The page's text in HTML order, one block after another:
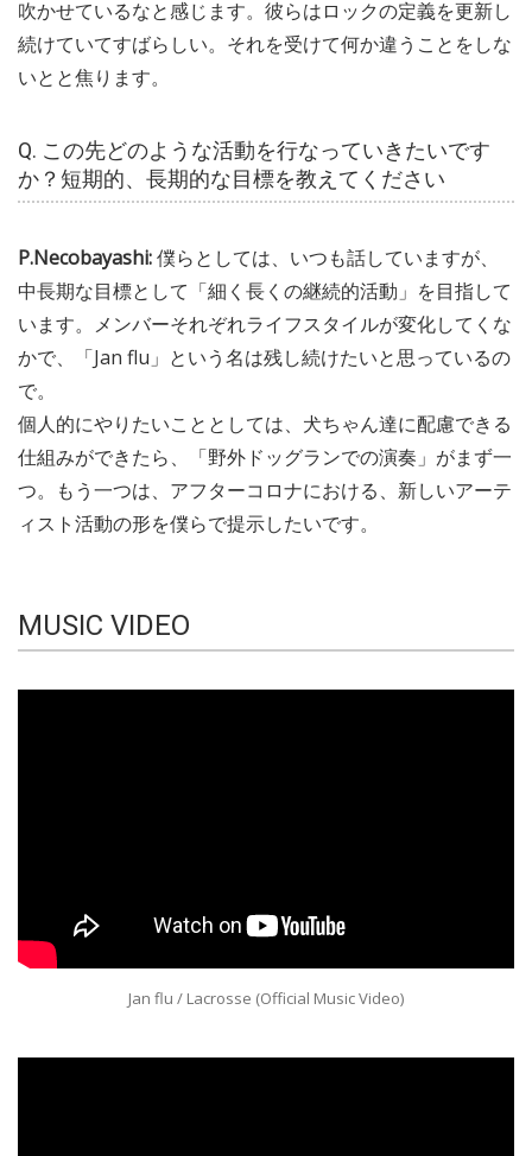
吹かせているなと感じます。彼らはロックの定義を更新し
続けていてすばらしい。それを受けて何か違うことをしな
いとと焦ります。
Q. この先どのような活動を行なっていきたいです
か？短期的、長期的な目標を教えてください
P.Necobayashi:僕らとしては、いつも話していますが、
中長期な目標として「細く長くの継続的活動」を目指して
います。メンバーそれぞれライフスタイルが変化してくな
かで、「Jan flu」という名は残し続けたいと思っているの
で。
個人的にやりたいこととしては、犬ちゃん達に配慮できる
仕組みができたら、「野外ドッグランでの演奏」がまず一
つ。もう一つは、アフターコロナにおける、新しいアーテ
ィスト活動の形を僕らで提示したいです。
MUSIC VIDEO
Jan flu / Lacrosse (Official Music Video)